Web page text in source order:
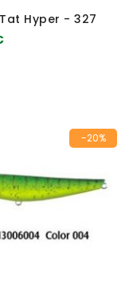
Hyper - 327
-20%